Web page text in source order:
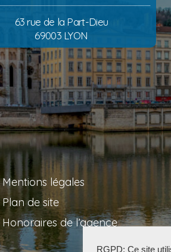
63 rue de la Part-Dieu
69003 LYON
Mentions légales
Plan de site
Honoraires de l’agence
RGPD: Ce site